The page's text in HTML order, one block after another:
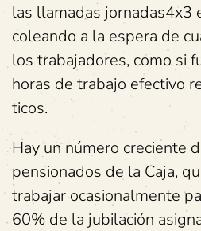
las llamadas jornadas4x3
coleando a la espera de
los trabajadores, como si
horas de trabajo efectivo
ticos.
Hay un número creciente
pensionados de la Caja,
trabajar ocasionalmente
60% de la jubilación